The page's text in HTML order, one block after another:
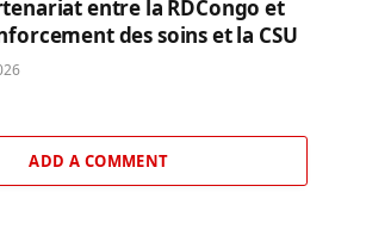
entre la RDCongo et
des soins et la CSU
ADD A COMMENT